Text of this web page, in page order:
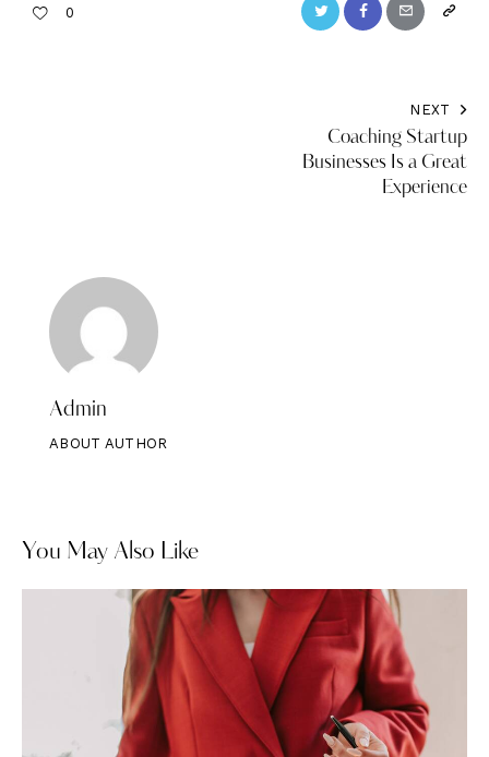
0
NEXT
Coaching Startup
Businesses Is a Great
Experience
Admin
ABOUT AUTHOR
You May Also Like